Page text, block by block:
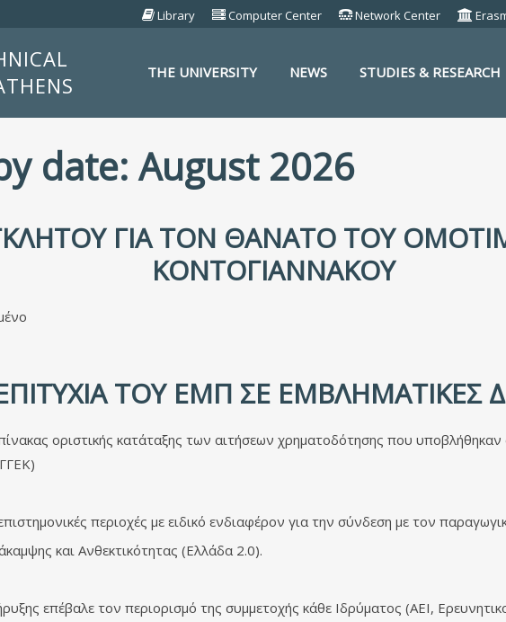
Library Computer Center Network Center
THE UNIVERSITY NEWS STUDIES & RESEARCH
date: August 2026
ΓΙΑ ΤΟΝ ΘΆΝΑΤΟ ΤΟΥ
ΚΟΝΤΟΓΙΑΝΝΆΚΟΥ
ΤΟΥ ΕΜΠ ΣΕ ΕΜΒΛΗΜΑΤΙΚΈΣ
οριστικής κατάταξης των αιτήσεων χρηματοδότησης που υποβλήθηκαν
περιοχές με ειδικό ενδιαφέρον για την σύνδεση με τον
και Ανθεκτικότητας (Ελλάδα 2.0).
επέβαλε τον περιορισμό της συμμετοχής κάθε Ιδρύματος (ΑΕΙ,